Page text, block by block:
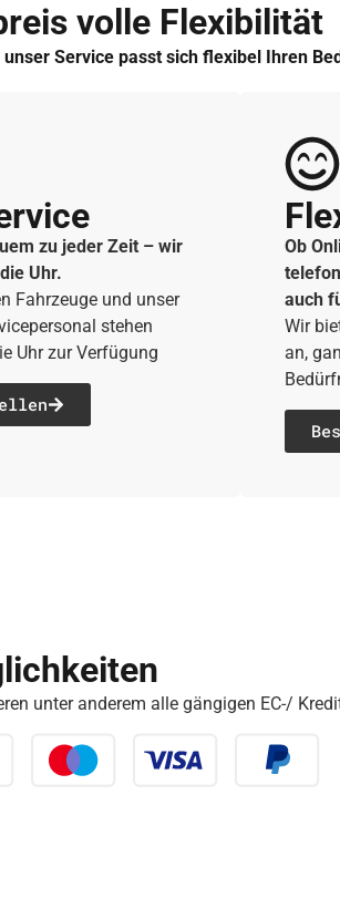
volle Flexibilität
Service passt sich flexibel Ihren
zu jeder Zeit – wir
Uhr.
Fahrzeuge und unser
stehen
Uhr zur Verfügung
Ob
auch
Wir
an,
unter anderem alle gängigen EC-/